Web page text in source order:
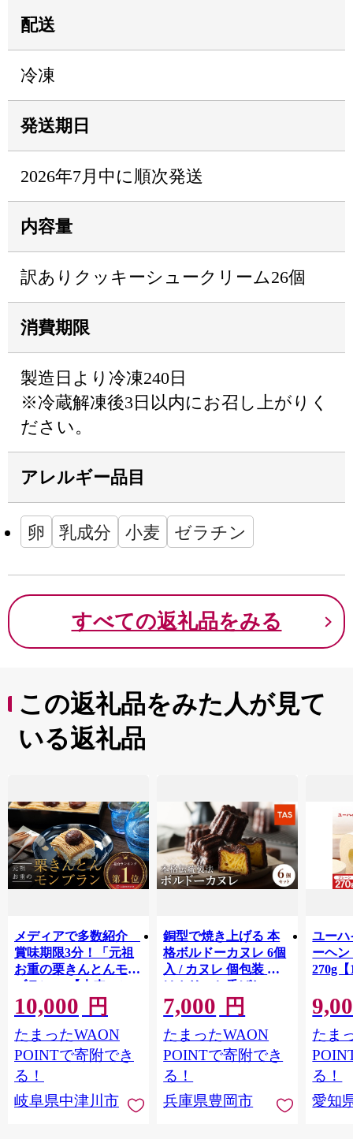
配送
冷凍
発送期日
2026年7月中に順次発送
内容量
訳ありクッキーシュークリーム26個
消費期限
製造日より冷凍240日
※冷蔵解凍後3日以内にお召し上がりく
ださい。
アレルギー品目
卵 乳成分 小麦 ゼラチン
すべての返礼品をみる
この返礼品をみた人が見て
いる返礼品
メディアで多数紹介
賞味期限3分！「元祖
お重の栗きんとんモン
ブラン」 【未来のご
褒美】スイーツ 栗 モ
ンブラン くりきんと
ん デザート ご褒美 お
取り寄せ くり お菓子
10,000 円
たまったWAON
POINTで寄附でき
る！
岐阜県中津川市
銅型で焼き上げる 本
格ボルドーカヌレ 6個
入 / カヌレ 個包装 外
はカリッと香ばしい
中はもっちり ラム酒
バニラ お取り寄せ ス
イーツ 焼き菓子 詰め
合わせ ホワイトデー
お返し 冷凍 手作り 化
粧箱入り ギフト TAS
BAKE
7,000 円
たまったWAON
POINTで寄附でき
る！
兵庫県豊岡市
ユーハ
ーヘ
270g【
たま
る！
愛知